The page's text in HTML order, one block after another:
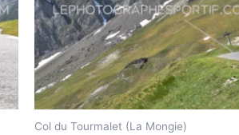
Col du Tourmalet (La Mongie)